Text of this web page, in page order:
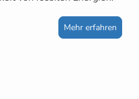
Mehr erfahren